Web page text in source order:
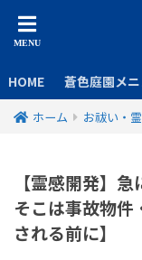
HOME 蒼色庭園メ
ホーム お祓い・
【霊感開発】
そこは事故物
される前に】